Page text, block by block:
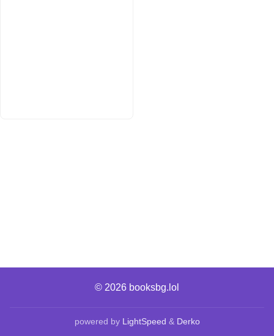
© 2026 booksbg.lol
powered by LightSpeed & Derko